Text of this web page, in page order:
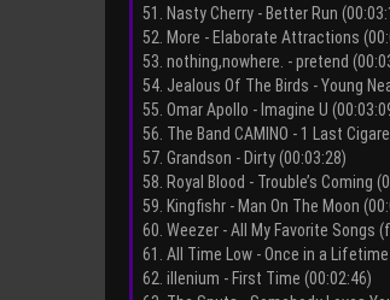
51. Nasty Cherry - Better Run
52. More - Elaborate Attractions
53. nothing,nowhere. - pretend
54. Jealous Of The Birds - Young
55. Omar Apollo - Imagine U
56. The Band CAMINO - 1 Last
57. Grandson - Dirty (00:03:28)
58. Royal Blood - Trouble’s Coming
59. Kingfishr - Man On The Moon
60. Weezer - All My Favorite Songs
61. All Time Low - Once in a
62. illenium - First Time (00:02:46)